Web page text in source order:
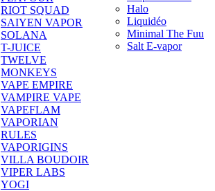
RIOT SQUAD
SAIYEN VAPOR
SOLANA
T-JUICE
TWELVE
MONKEYS
VAPE EMPIRE
VAMPIRE VAPE
VAPEFLAM
VAPORIAN
RULES
VAPORIGINS
VILLA BOUDOIR
VIPER LABS
YOGI
Halo
Liquidéo
Minimal The Fuu
Salt E-vapor